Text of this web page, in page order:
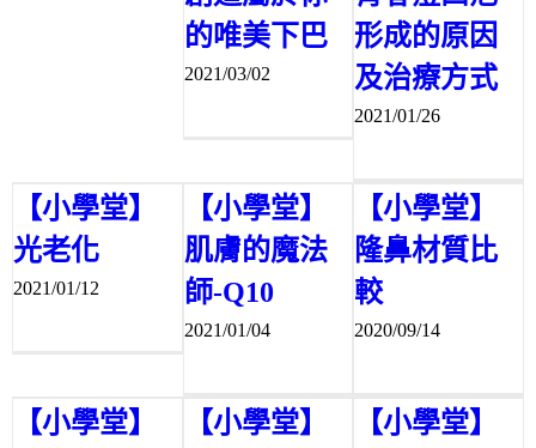
的唯美下巴
2021/03/02
形成的原因
及治療方式
2021/01/26
【小學堂】
光老化
2021/01/12
【小學堂】
肌膚的魔法
師-Q10
2021/01/04
【小學堂】
隆鼻材質比
較
2020/09/14
【小學堂】
【小學堂】
【小學堂】